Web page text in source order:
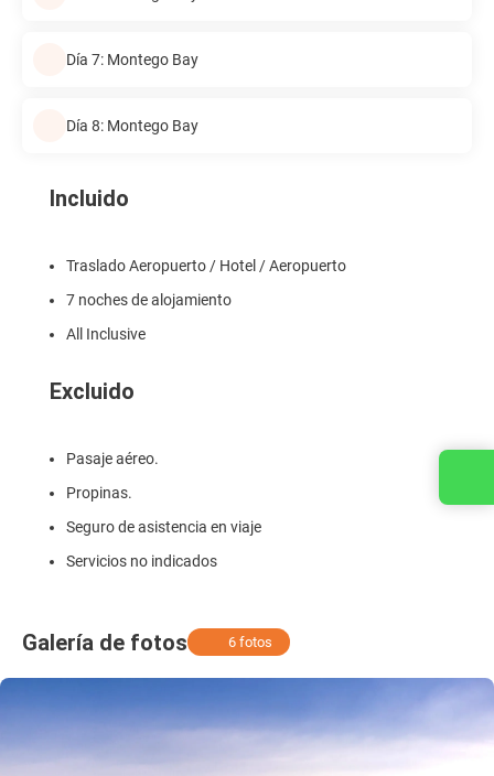
Día 7: Montego Bay
Día 8: Montego Bay
Incluido
Traslado Aeropuerto / Hotel / Aeropuerto
7 noches de alojamiento
All Inclusive
Excluido
Pasaje aéreo.
Propinas.
Seguro de asistencia en viaje
Servicios no indicados
Galería de fotos 6 fotos